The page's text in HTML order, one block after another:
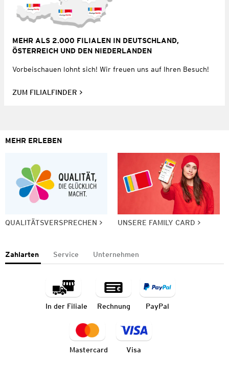
MEHR ALS 2.000 FILIALEN IN DEUTSCHLAND,
ÖSTERREICH UND DEN NIEDERLANDEN
Vorbeischauen lohnt sich! Wir freuen uns auf Ihren Besuch!
ZUM FILIALFINDER
MEHR ERLEBEN
QUALITÄTSVERSPRECHEN UNSERE FAMILY CARD
Zahlarten Service Unternehmen
In der Filiale Rechnung PayPal
Mastercard Visa